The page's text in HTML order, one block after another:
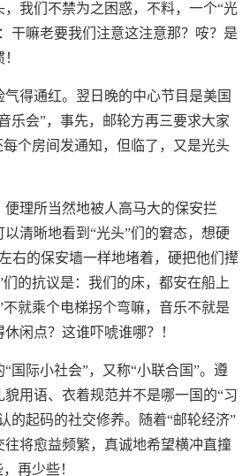
，我们不禁为之困惑，不料，一个“光
干嘛老要我们注意这注意那？咹？是
得通红。翌日晚的中心节目是美国
乐会”，事先，邮轮方再三要求大家
每个房间发通知，但临了，又是光头
理所当然地被人高马大的保安拦
清晰地看到“光头”们的窘态，想硬
右的保安墙一样地堵着，硬把他们撵
的抗议是：我们的床，都安在船上
不就乘个电梯拐个弯嘛，音乐不就是
闲点？这谁吓唬谁哪？！
国际小社会”，又称“小联合国”。遵
用语、衣着规范并不是哪一国的“习
的起码的社交修养。随着“邮轮经济”
往将愈益频繁，真诚地希望横冲直撞
再少些！